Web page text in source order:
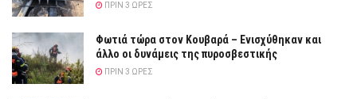
ΠΡΙΝ 3 ΏΡΕΣ
Φωτιά τώρα στον Κουβαρά – Ενισχύθηκαν και
άλλο οι δυνάμεις της πυροσβεστικής
ΠΡΙΝ 3 ΏΡΕΣ